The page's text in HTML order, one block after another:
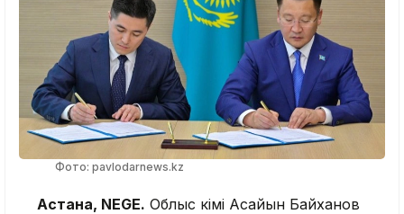
Фото: pavlodarnews.kz
Астана, NEGE. Облыс әкімі Асайын Байханов